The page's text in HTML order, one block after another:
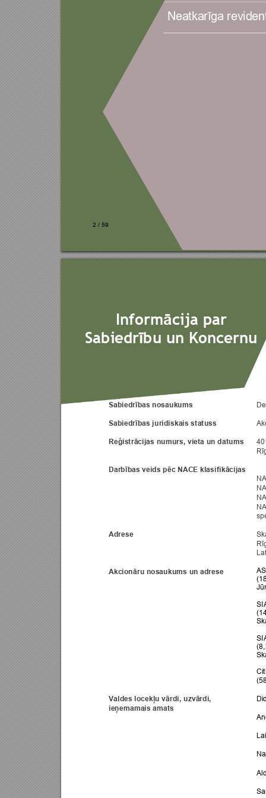
2 / 59
Neatkarīga
Sabiedrības nosaukums
Sabiedrības juridiskais statuss
Reģistrācijas numurs, vieta un datums
Darbības veids pēc NACE klasifikācijas
Adrese
Akcionāru nosaukums un adrese
Valdes locekļu vārdi, uzvārdi,
ieņemamais amats
Informācija par
Sabiedrību un Koncernu